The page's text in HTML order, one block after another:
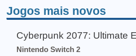
Jogos mais novos
Cyberpunk 2077: Ultimate
Nintendo Switch 2